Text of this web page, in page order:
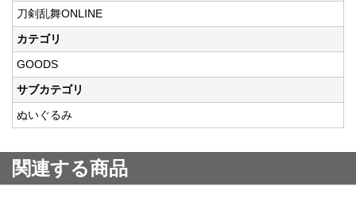
刀剣乱舞ONLINE
カテゴリ
GOODS
サブカテゴリ
ぬいぐるみ
関連する商品